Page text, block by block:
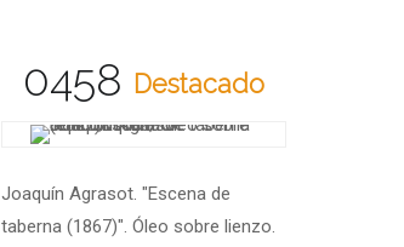
0458 Destacado
Joaquín Agrasot. "Escena de
taberna (1867)". Óleo sobre lienzo.